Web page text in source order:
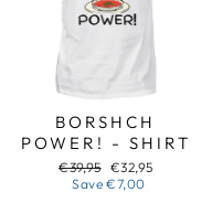
BORSHCH
POWER! - SHIRT
Regular
price
€39,95 Sale
price
€32,95
Save€7,00